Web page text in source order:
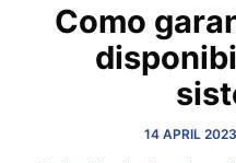
Como
14 APRIL 2023